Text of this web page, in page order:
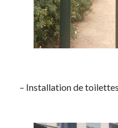
– Installation de